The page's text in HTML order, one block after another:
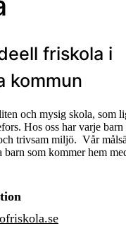
friskola i
kommun
och mysig skola, som
Hos oss har varje
trivsam miljö. Vår
som kommer hem